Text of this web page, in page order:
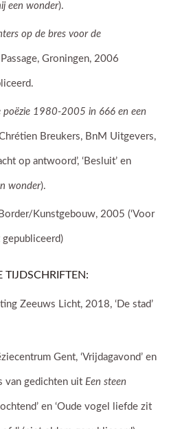
een wonder).
op de bres voor de
Groningen, 2006
poëzie 1980-2005 in 666 en een
Breukers, BnM Uitgevers,
op antwoord’, ‘Besluit’ en
wonder).
Kunstgebouw, 2005 (‘Voor
gepubliceerd)
TIJDSCHRIFTEN:
Zeeuws Licht, 2018, ‘De stad’
Gent, ‘Vrijdagavond’ en
van gedichten uitEen steen
en ‘Oude vogel liefde zit